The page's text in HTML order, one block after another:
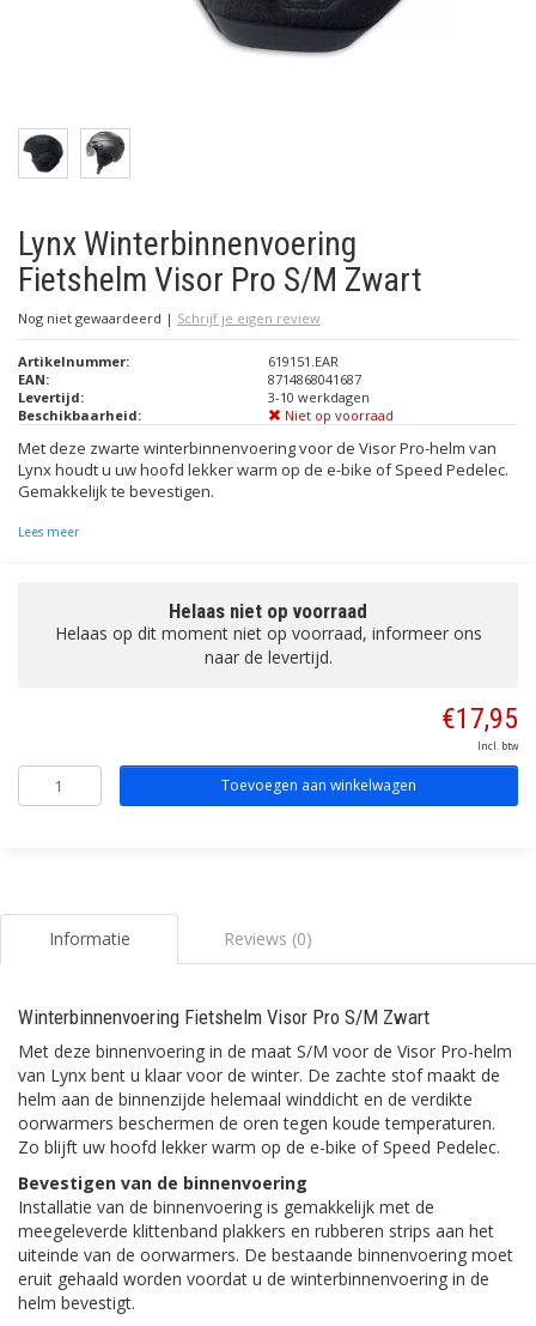
Lynx Winterbinnenvoering
Fietshelm Visor Pro S/M Zwart
Nog niet gewaardeerd | Schrijf je eigen review
Artikelnummer:
619151.EAR
EAN:
8714868041687
Levertijd:
3-10 werkdagen
Beschikbaarheid:
Niet op voorraad
Met deze zwarte winterbinnenvoering voor de Visor Pro-helm van
Lynx houdt u uw hoofd lekker warm op de e-bike of Speed Pedelec.
Gemakkelijk te bevestigen.
Lees meer
Helaas niet op voorraad
Helaas op dit moment niet op voorraad, informeer ons
naar de levertijd.
€17,95
Incl. btw
Toevoegen aan winkelwagen
Informatie Reviews (0)
Winterbinnenvoering Fietshelm Visor Pro S/M Zwart
Met deze binnenvoering in de maat S/M voor de Visor Pro-helm
van Lynx bent u klaar voor de winter. De zachte stof maakt de
helm aan de binnenzijde helemaal winddicht en de verdikte
oorwarmers beschermen de oren tegen koude temperaturen.
Zo blijft uw hoofd lekker warm op de e-bike of Speed Pedelec.
Bevestigen van de binnenvoering
Installatie van de binnenvoering is gemakkelijk met de
meegeleverde klittenband plakkers en rubberen strips aan het
uiteinde van de oorwarmers. De bestaande binnenvoering moet
eruit gehaald worden voordat u de winterbinnenvoering in de
helm bevestigt.